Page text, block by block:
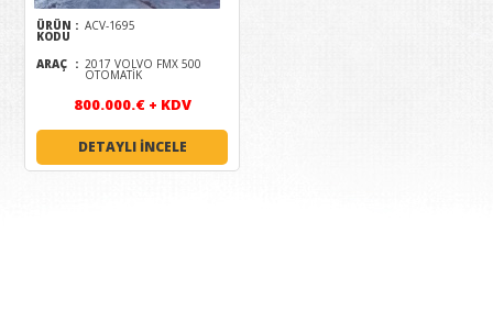
ÜRÜN
KODU
: ACV-1695
ARAÇ : 2017 VOLVO FMX 500
OTOMATİK
800.000.€ + KDV
DETAYLI İNCELE